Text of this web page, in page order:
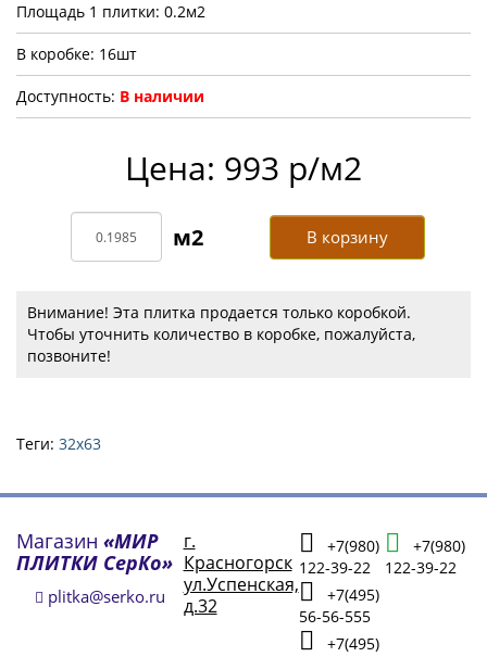
Площадь 1 плитки: 0.2м2
В коробке: 16шт
Доступность: В наличии
Цена: 993 р/м2
В корзину
Внимание! Эта плитка продается только коробкой.
Чтобы уточнить количество в коробке, пожалуйста,
позвоните!
Теги: 32х63
Магазин «МИР
ПЛИТКИ СерКо»
plitka@serko.ru
г.
Красногорск
ул.Успенская,
д.32
+7(980)
122-39-22
+7(495)
56-56-555
+7(495)
+7(980)
122-39-22